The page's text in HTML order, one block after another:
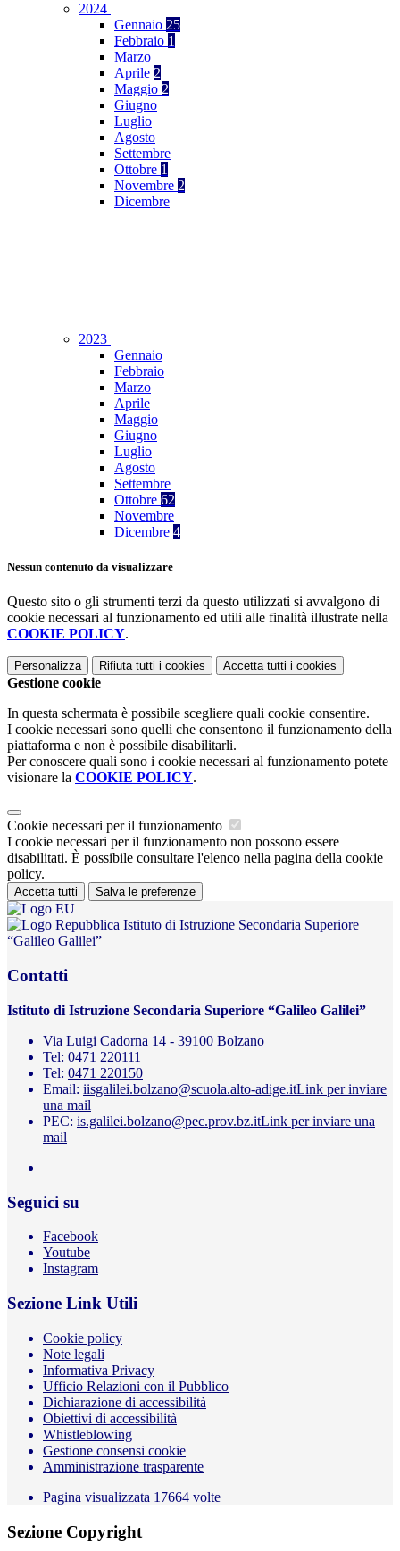
2024
Gennaio 25
Febbraio 1
Marzo
Aprile 2
Maggio 2
Giugno
Luglio
Agosto
Settembre
Ottobre 1
Novembre 2
Dicembre
2023
Gennaio
Febbraio
Marzo
Aprile
Maggio
Giugno
Luglio
Agosto
Settembre
Ottobre 62
Novembre
Dicembre 4
Nessun contenuto da visualizzare
Questo sito o gli strumenti terzi da questo utilizzati si avvalgono di
cookie necessari al funzionamento ed utili alle finalità illustrate nella
COOKIE POLICY.
Personalizza Rifiuta tutti i cookies Accetta tutti i cookies
Gestione cookie
In questa schermata è possibile scegliere quali cookie consentire.
I cookie necessari sono quelli che consentono il funzionamento della
piattaforma e non è possibile disabilitarli.
Per conoscere quali sono i cookie necessari al funzionamento potete
visionare la COOKIE POLICY.
Cookie necessari per il funzionamento
I cookie necessari per il funzionamento non possono essere
disabilitati. È possibile consultare l'elenco nella pagina della cookie
policy.
Accetta tutti Salva le preferenze
Istituto di Istruzione Secondaria Superiore
“Galileo Galilei”
Contatti
Istituto di Istruzione Secondaria Superiore “Galileo Galilei”
Via Luigi Cadorna 14 - 39100 Bolzano
Tel: 0471 220111
Tel: 0471 220150
Email: iisgalilei.bolzano@scuola.alto-adige.itLink per inviare
una mail
PEC: is.galilei.bolzano@pec.prov.bz.itLink per inviare una
mail
Seguici su
Facebook
Youtube
Instagram
Sezione Link Utili
Cookie policy
Note legali
Informativa Privacy
Ufficio Relazioni con il Pubblico
Dichiarazione di accessibilità
Obiettivi di accessibilità
Whistleblowing
Gestione consensi cookie
Amministrazione trasparente
Pagina visualizzata 17664 volte
Sezione Copyright